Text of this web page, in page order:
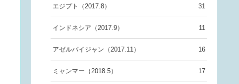
エジプト（2017.8） 31
インドネシア（2017.9） 11
アゼルバイジャン（2017.11） 16
ミャンマー（2018.5） 17